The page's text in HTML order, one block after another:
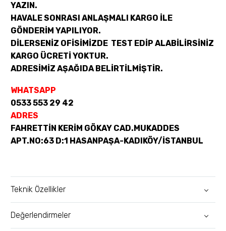
YAZIN.
HAVALE SONRASI ANLAŞMALI KARGO İLE
GÖNDERİM YAPILIYOR.
DİLERSENİZ OFİSİMİZDE TEST EDİP ALABİLİRSİNİZ
KARGO ÜCRETİ YOKTUR.
ADRESİMİZ AŞAĞIDA BELİRTİLMİŞTİR.
WHATSAPP
0533 553 29 42
ADRES
FAHRETTİN KERİM GÖKAY CAD.MUKADDES
APT.NO:63 D:1 HASANPAŞA-KADIKÖY/İSTANBUL
Teknik Özellikler
Değerlendirmeler